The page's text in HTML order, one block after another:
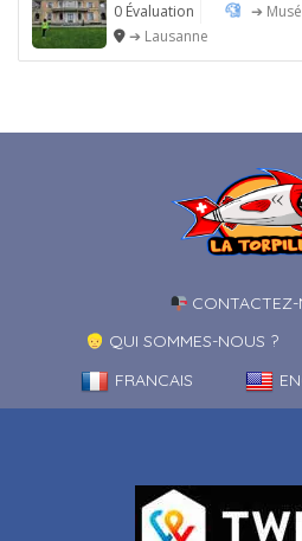
0 Évaluation
➔
➔ Lausanne
CONTACTEZ-
QUI SOMMES-NOUS ?
FRANCAIS